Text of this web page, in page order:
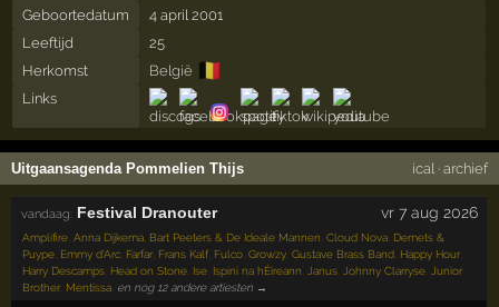
Geboortedatum
4 april 2001
Leeftijd
25
Herkomst
België 🇧🇪
Links
Uitgaansagenda Pommelien Thijs ical · archief
vandaag: Festival Dranouter vr 7 aug 2026
Amplifire ,Anna Dijkema Bart Peeters & De Ideale Mannen ,Cloud Nova Demets &
Puype Emmy d'Arc Farfar Frans Kalf Fulco ,Growzy ,Gustave Brass Band Happy Hour
Harry Descamps Head on Stone Ise Ispíní na hÉireann Janus Johnny Clarryse
Junior
Brother Mentissa en nog 12 andere artiesten →